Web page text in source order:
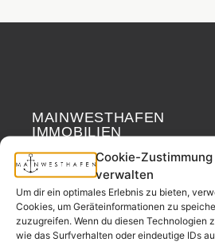
Cookie-Zustimmung
verwalten
Um dir ein optimales Erlebnis zu bieten,
Cookies, um Geräteinformationen zu
zuzugreifen. Wenn du diesen Technologien
wie das Surfverhalten oder eindeutige IDs
MAINWESTHAFEN
IMMOBILIEN
Ihr Immobilienpartner
aus der
Nachbarschaft.
– seit 2017.